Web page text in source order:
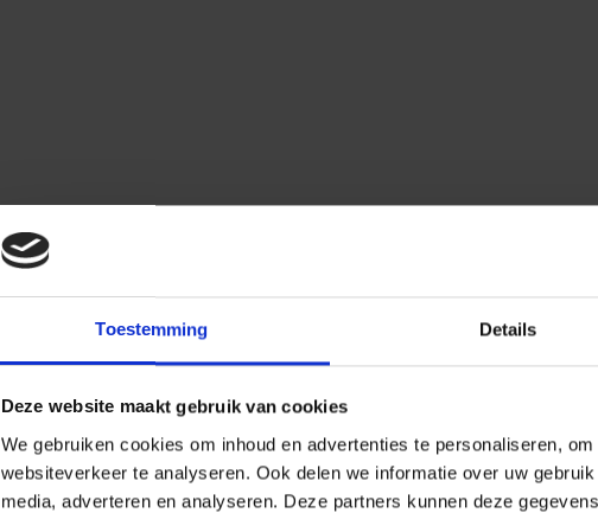
Toestemming Details
Deze website maakt gebruik van cookies
We gebruiken cookies om inhoud en advertenties te personaliseren,
websiteverkeer te analyseren. Ook delen we informatie over uw
media, adverteren en analyseren. Deze partners kunnen deze